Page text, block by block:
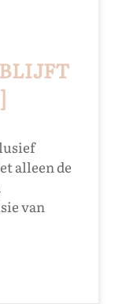
alleen de
van